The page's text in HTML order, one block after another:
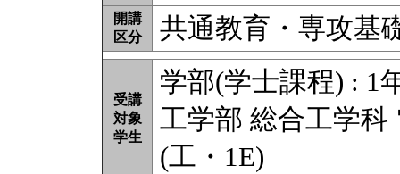
開講
区分
共通教育・専攻基
受講
対象
学生
学部(学士課程) : 1
工学部 総合工学科
(工・1E)